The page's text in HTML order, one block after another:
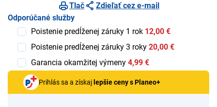
Tlač
Zdieľať cez e-mail
Odporúčané služby
Poistenie predĺženej záruky 1 rok 12,00 €
Poistenie predĺženej záruky 3 roky 20,00 €
Garancia okamžitej výmeny 4,99 €
Prihlás sa a získaj lepšie ceny s Planeo+